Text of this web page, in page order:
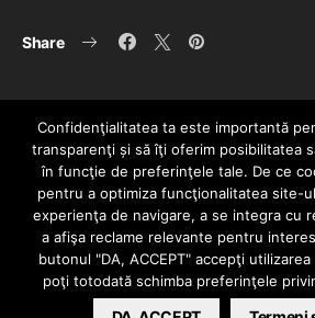
Share
HOME CONTACT POLITICĂ
Since 2005 | Copyright by
ENTERTAINMENT SRL
Confidenţialitatea ta este importantă
transparenţi și să îţi oferim posibilitatea
în funcţie de preferinţele tale. De ce
pentru a optimiza funcţionalitatea site-
experienţa de navigare, a se integra cu
a afişa reclame relevante pentru
butonul "DA, ACCEPT" accepţi
poţi totodată schimba preferinţele